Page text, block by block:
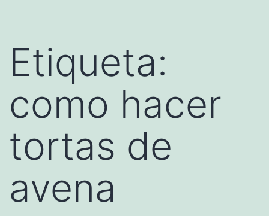
Etiqueta:
como hacer
tortas de
avena